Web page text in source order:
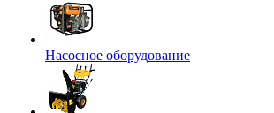
Насосное оборудование